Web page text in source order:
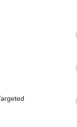
αποδέχθηκε
ηγεσία
δύο τελικές